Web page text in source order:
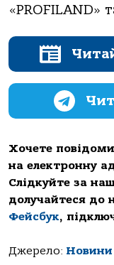
«PROFILАND»
Хочете
на електронну
Слідкуйте за
долучайтеся до
Фейсбук,
Джерело: Новини